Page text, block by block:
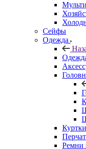
Сейфы
Одежда
Куртки
Ремни